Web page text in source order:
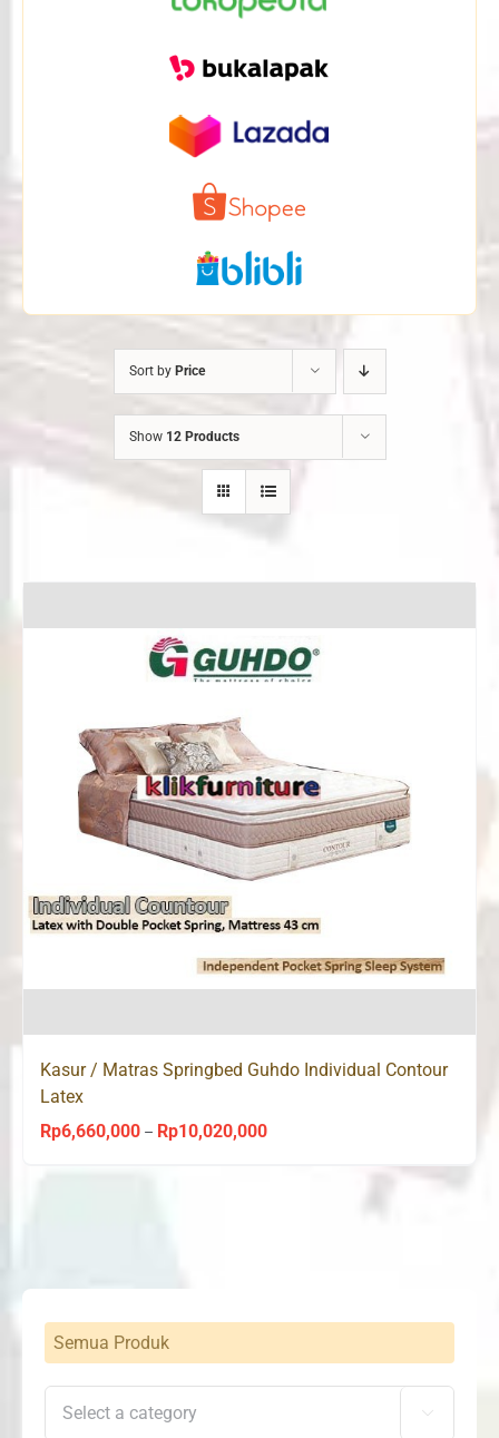
Sort by Price
Show 12 Products
Kasur / Matras Springbed Guhdo Individual Contour
Latex
Rp6,660,000 – Rp10,020,000Price
Semua Produk
